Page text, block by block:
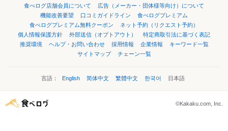
食べログ店舗会員について
広告（メーカー・団体様等向け）について
機能改善要望
口コミガイドライン
食べログプレミアム
食べログプレミアム無料クーポン
ネット予約（リクエスト予約）
個人情報保護方針
外部送信（オプトアウト）
特定商取引法に基づく表記
推奨環境
ヘルプ・お問い合わせ 採用情報 企業情報
キーワード一覧
サイトマップ
チェーン一覧
言語： English 简体中文 繁體中文 한국어 日本語
©Kakaku.com, Inc.